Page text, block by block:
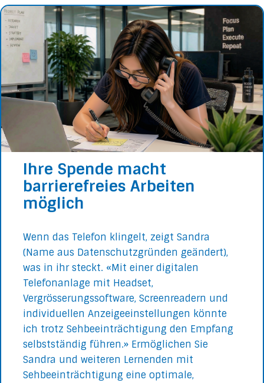
Ihre Spende macht
barrierefreies Arbeiten
möglich
Wenn das Telefon klingelt, zeigt Sandra
(Name aus Datenschutzgründen geändert),
was in ihr steckt. «Mit einer digitalen
Telefonanlage mit Headset,
Vergrösserungssoftware, Screenreadern und
individuellen Anzeigeeinstellungen könnte
ich trotz Sehbeeinträchtigung den Empfang
selbstständig führen.» Ermöglichen Sie
Sandra und weiteren Lernenden mit
Sehbeeinträchtigung eine optimale,